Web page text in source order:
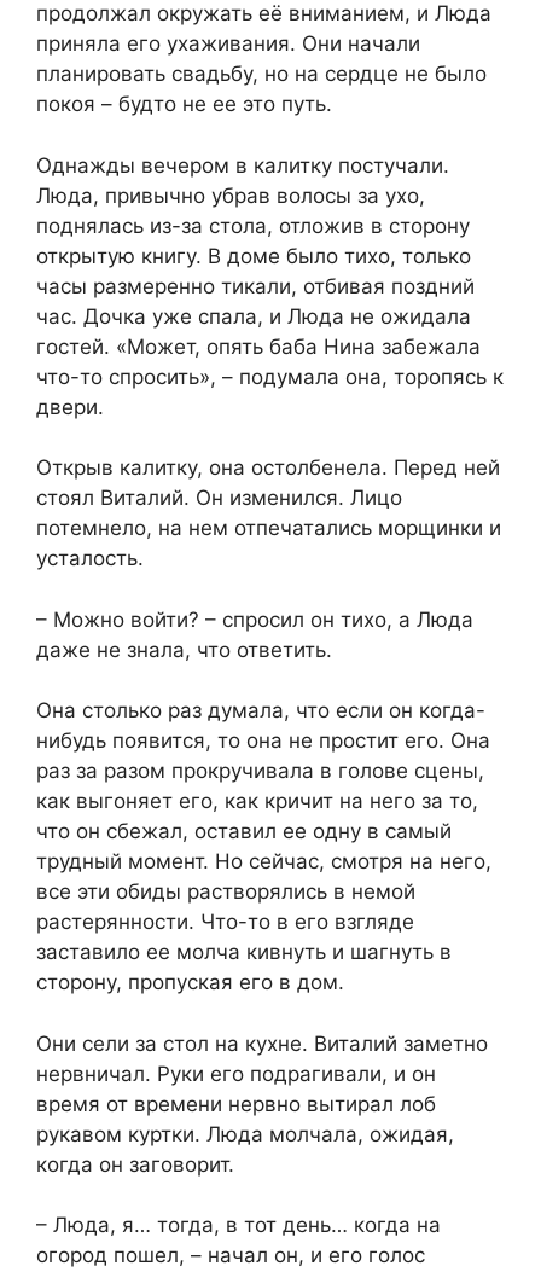
продолжал окружать её вниманием, и Люда
приняла его ухаживания. Они начали
планировать свадьбу, но на сердце не было
покоя – будто не ее это путь.
Однажды вечером в калитку постучали.
Люда, привычно убрав волосы за ухо,
поднялась из-за стола, отложив в сторону
открытую книгу. В доме было тихо, только
часы размеренно тикали, отбивая поздний
час. Дочка уже спала, и Люда не ожидала
гостей. «Может, опять баба Нина забежала
что-то спросить», – подумала она, торопясь к
двери.
Открыв калитку, она остолбенела. Перед ней
стоял Виталий. Он изменился. Лицо
потемнело, на нем отпечатались морщинки и
усталость.
– Можно войти? – спросил он тихо, а Люда
даже не знала, что ответить.
Она столько раз думала, что если он когда-
нибудь появится, то она не простит его. Она
раз за разом прокручивала в голове сцены,
как выгоняет его, как кричит на него за то,
что он сбежал, оставил ее одну в самый
трудный момент. Но сейчас, смотря на него,
все эти обиды растворялись в немой
растерянности. Что-то в его взгляде
заставило ее молча кивнуть и шагнуть в
сторону, пропуская его в дом.
Они сели за стол на кухне. Виталий заметно
нервничал. Руки его подрагивали, и он
время от времени нервно вытирал лоб
рукавом куртки. Люда молчала, ожидая,
когда он заговорит.
– Люда, я… тогда, в тот день… когда на
огород пошел, – начал он, и его голос